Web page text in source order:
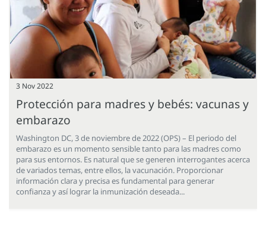
3 Nov 2022
Protección para madres y bebés: vacunas y
embarazo
Washington DC, 3 de noviembre de 2022 (OPS) – El periodo del
embarazo es un momento sensible tanto para las madres como
para sus entornos. Es natural que se generen interrogantes acerca
de variados temas, entre ellos, la vacunación. Proporcionar
información clara y precisa es fundamental para generar
confianza y así lograr la inmunización deseada...